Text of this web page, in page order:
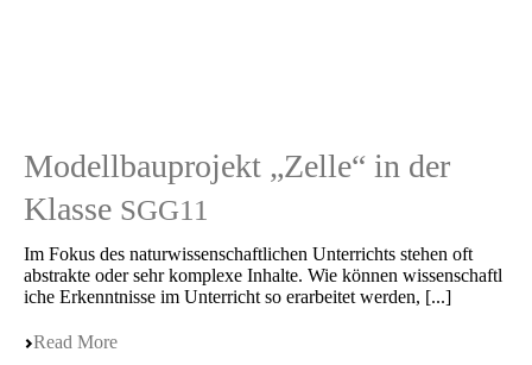
Modellbauprojekt „Zelle“ in der
Klasse SGG11
Im Fokus des natur­wis­sen­schaft­li­chen Unter­richts stehen oft
abstrak­te oder sehr komple­xe Inhal­te. Wie können wissen­schaft­l
i­che Erkennt­nis­se im Unter­richt so erarbei­tet werden, [...]
Read More